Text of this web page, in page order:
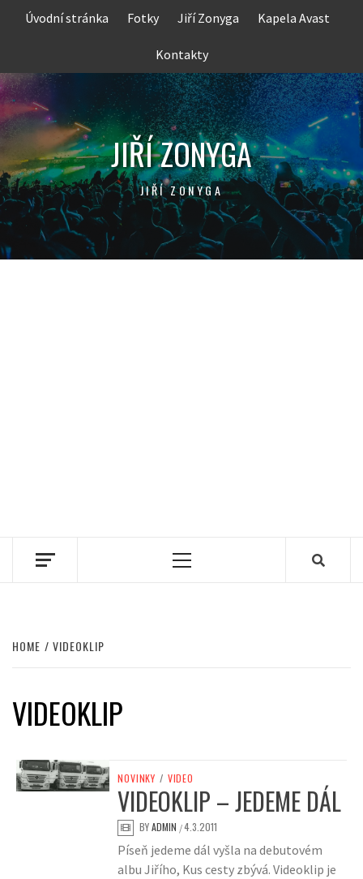
Úvodní stránka Fotky Jiří Zonyga Kapela Avast
Kontakty
JIŘÍ ZONYGA
JIŘÍ ZONYGA
Primary
HOME VIDEOKLIP
VIDEOKLIP
NOVINKY / VIDEO
VIDEOKLIP – JEDEME DÁL
BYADMIN /4.3.2011
Píseň jedeme dál vyšla na debutovém
albu Jiřího, Kus cesty zbývá. Videoklip je